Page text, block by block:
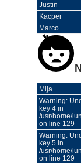
Justin
Kacper
Marco
Mija
Warning:
key 4 in
/usr/home/
on line 129
Warning:
key 5 in
/usr/home/
on line 129